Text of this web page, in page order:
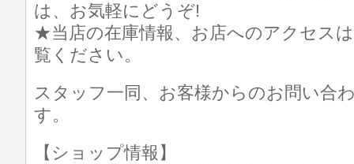
は、お気軽にどうぞ!
★当店の在庫情報、お店へのアクセス
覧ください。
スタッフ一同、お客様からのお問い合
す。
【ショップ情報】